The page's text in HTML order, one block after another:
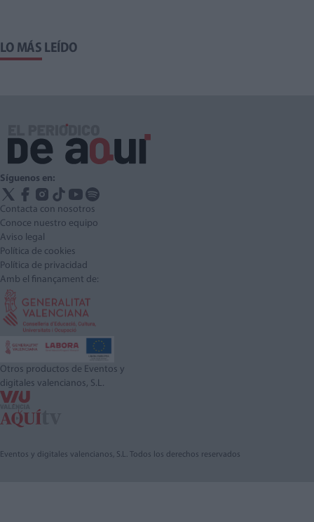
LO MÁS LEÍDO
Síguenos en:
Contacta con nosotros
Conoce nuestro equipo
Aviso legal
Política de cookies
Política de privacidad
Amb el finançament de:
Otros productos de Eventos y
digitales valencianos, S.L.
Eventos y digitales valencianos, S.L. Todos los derechos reservados